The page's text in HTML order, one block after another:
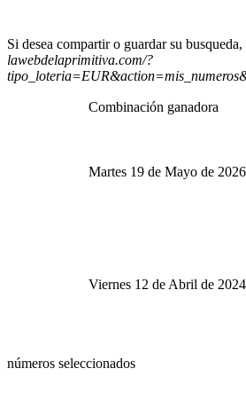
Si desea compartir o guardar su
lawebdelaprimitiva.com/?
Combinación ganadora
Martes 19 de Mayo de 2026
Viernes 12 de Abril de 2024
números seleccionados